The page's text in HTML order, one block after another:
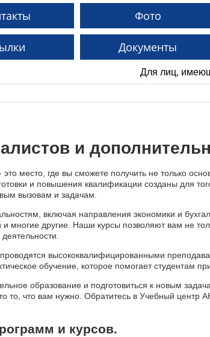
Фото
Документы
Для лиц, имеющих среднее
и
место, где вы сможете получить не только
и повышения квалификации созданы для
вызовам и задачам.
включая направления экономики и
и многие другие. Наши курсы позволяют вам не
высококвалифицированными
обучение, которое помогает студентам
образование и подготовиться к новым
то, что вам нужно. Обратитесь в Учебный
и курсов.